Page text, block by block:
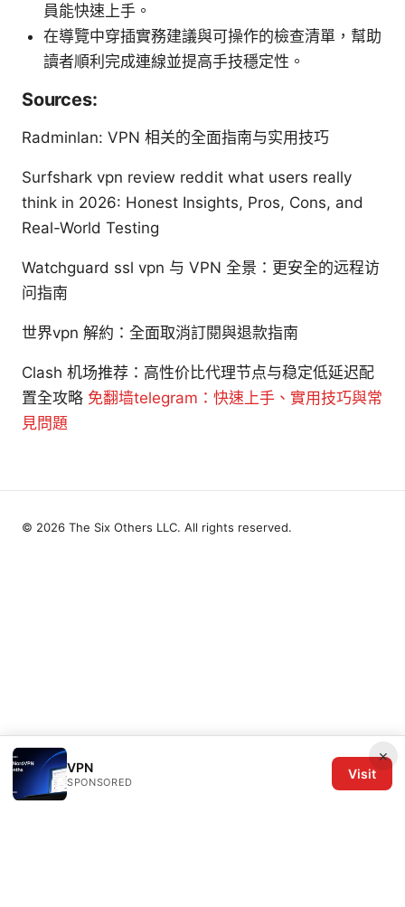
員能快速上手。
在導覽中穿插實務建議與可操作的檢查清單，幫助
讀者順利完成連線並提高手技穩定性。
Sources:
Radminlan: VPN 相关的全面指南与实用技巧
Surfshark vpn review reddit what users really
think in 2026: Honest Insights, Pros, Cons, and
Real-World Testing
Watchguard ssl vpn 与 VPN 全景：更安全的远程访
问指南
世界vpn 解約：全面取消訂閱與退款指南
Clash 机场推荐：高性价比代理节点与稳定低延迟配
置全攻略 免翻墙telegram：快速上手、實用技巧與常
見問題
×
VPN
SPONSORED
Visit
© 2026 The Six Others LLC. All rights reserved.